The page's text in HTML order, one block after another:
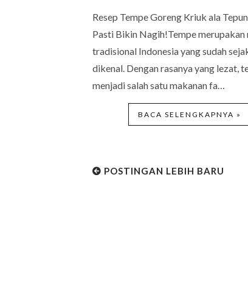
Resep Tempe Goreng Kriuk ala
Pasti Bikin Nagih!Tempe merupakan
tradisional Indonesia yang sudah
dikenal. Dengan rasanya yang lezat,
menjadi salah satu makanan fa…
BACA SELENGKAPNYA »
POSTINGAN LEBIH BARU